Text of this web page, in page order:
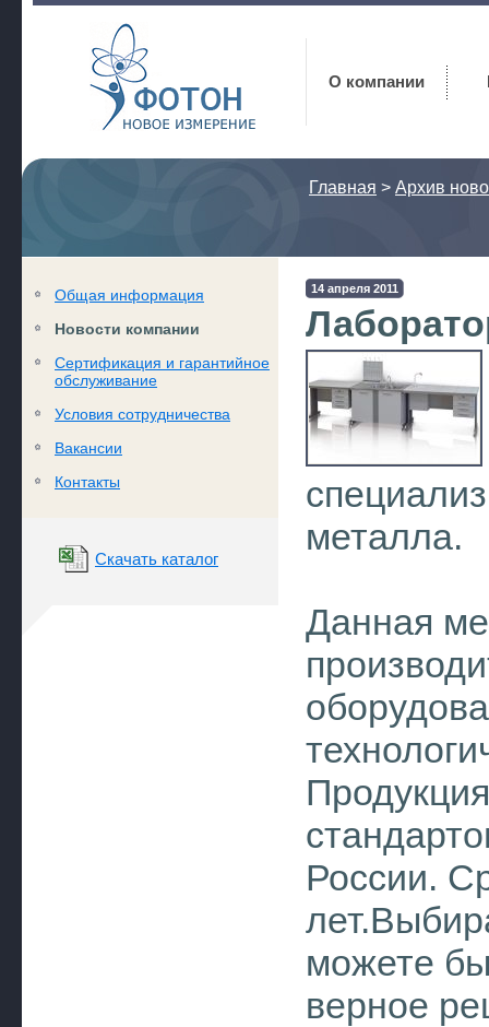
Фотон
О компании
Главная > Архив
Общая информация
Новости компании
Сертификация и гарантийное
обслуживание
Условия сотрудничества
Вакансии
Контакты
Скачать каталог
14 апреля 2011
металла.
Данная
России.
можете
верное